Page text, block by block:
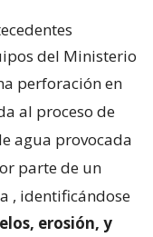
del Ministerio
perforación en
al proceso de
agua provocada
parte de un
, identificándose
erosión, y